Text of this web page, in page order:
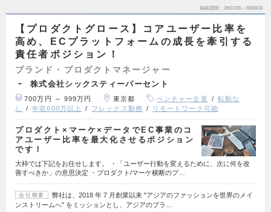
掲載期間 26/07/26～26/08/24
【プロダクトグロース】コアユーザー比率を
高め、ECプラットフォームの成長を牽引する
責任者ポジション！
ブランド・プロダクトマネージャー
株式会社シックスティーパーセント
700万円 ～ 999万円 東京都 ベンチャー企業
転勤な
し
年収600万以上 フレックス勤務 リモートワーク可能
プロダクト×マーケ×データでEC事業のコ
アユーザー比率を最大化させるポジション
です！
大枠では下記をお任せします。 ・「ユーザー行動を変えるために、次に何を改
善すべきか」の意思決定 ・プロダクト/マーケ横断のプ…
会社概要
弊社は、2018 年 7 月創業以来 "アジアのファッションを世界のメイ
ンストリームへ" をミッションとし、アジアのブラ…